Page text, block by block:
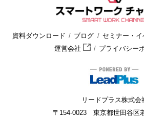
資料ダウンロード ブログ セミナー・イ
運営会社
プライバシー
リードプラス株式会
〒154-0023 東京都世田谷区